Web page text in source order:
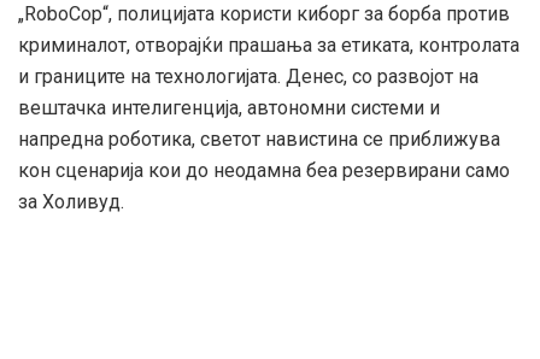
„RoboCop“, полицијата користи киборг за борба против
криминалот, отворајќи прашања за етиката, контролата
и границите на технологијата. Денес, со развојот на
вештачка интелигенција, автономни системи и
напредна роботика, светот навистина се приближува
кон сценарија кои до неодамна беа резервирани само
за Холивуд.